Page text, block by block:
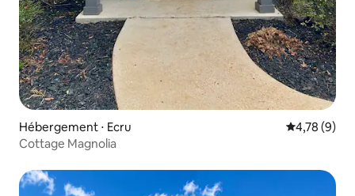
Hébergement ⋅ Ecru Évaluation
4,78 (9)
Cottage Magnolia